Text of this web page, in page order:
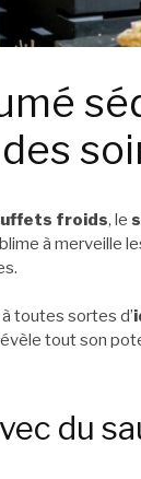
froids, le
à merveille
toutes sortes d’
tout son
du